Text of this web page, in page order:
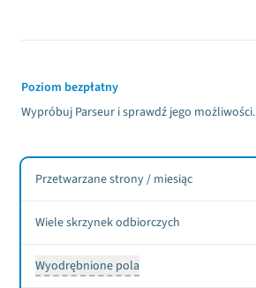
Poziom bezpłatny
Wypróbuj Parseur i sprawdź jego możliwości.
Przetwarzane strony / miesiąc
Wiele skrzynek odbiorczych
Wyodrębnione pola